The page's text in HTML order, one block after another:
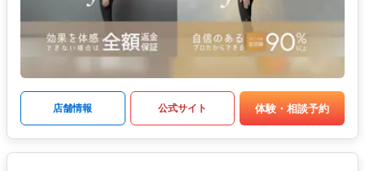
店舗情報 公式サイト 体験・相談予約